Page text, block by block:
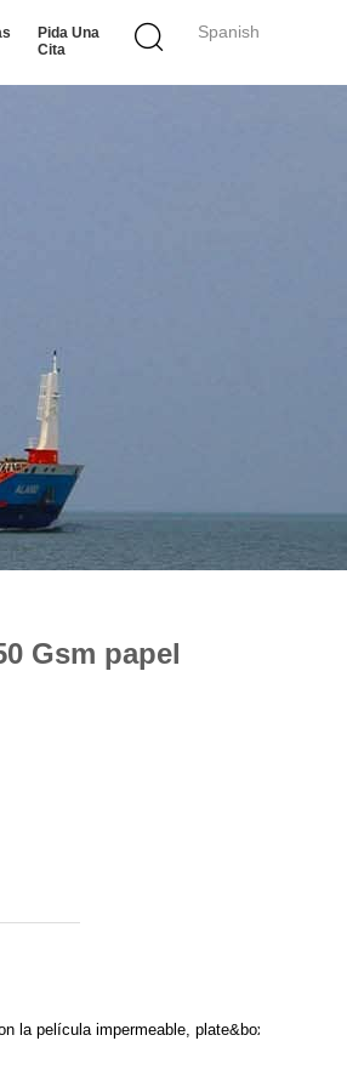
Spanish
Pida Una
Cita
Gsm papel
la película impermeable, plate&box